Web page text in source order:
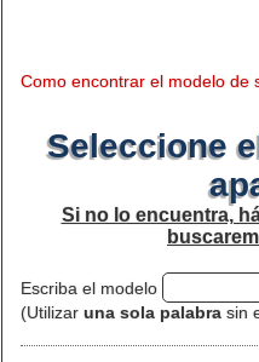
Como encontrar el modelo de
Seleccione
Si no lo encuentra,
Escriba el modelo
(Utilizar una sola palabra sin